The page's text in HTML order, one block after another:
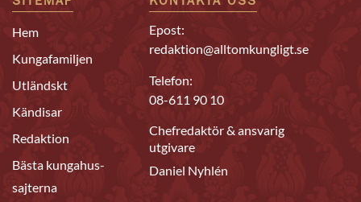
Hem
Kungafamiljen
Utländskt
Kändisar
Redaktion
Bästa kungahus-
sajterna
Epost:
redaktion@alltomkungligt.se
Telefon:
08-611 90 10
Chefredaktör & ansvarig
utgivare
Daniel Nyhlén